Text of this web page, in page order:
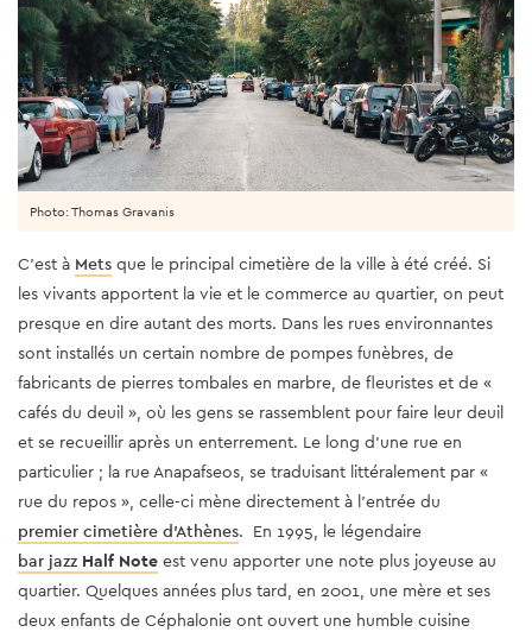
C'est à Mets que le principal cimetière de la ville à été créé. Si
les vivants apportent la vie et le commerce au quartier, on peut
presque en dire autant des morts. Dans les rues environnantes
sont installés un certain nombre de pompes funèbres, de
fabricants de pierres tombales en marbre, de fleuristes et de «
cafés du deuil », où les gens se rassemblent pour faire leur deuil
et se recueillir après un enterrement. Le long d'une rue en
particulier ; la rue Anapafseos, se traduisant littéralement par «
rue du repos », celle-ci mène directement à l'entrée du
premier cimetière d'Athènes. En 1995, le légendaire
bar jazz Half Note est venu apporter une note plus joyeuse au
quartier. Quelques années plus tard, en 2001, une mère et ses
deux enfants de Céphalonie ont ouvert une humble cuisine
Photo: Thomas Gravanis